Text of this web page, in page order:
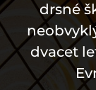
drsné
dvacet